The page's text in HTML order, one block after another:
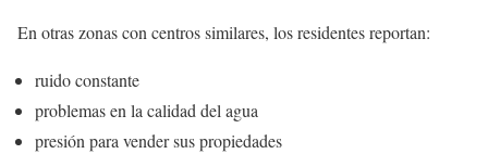
En otras zonas con centros similares, los residentes reportan:
ruido constante
problemas en la calidad del agua
presión para vender sus propiedades